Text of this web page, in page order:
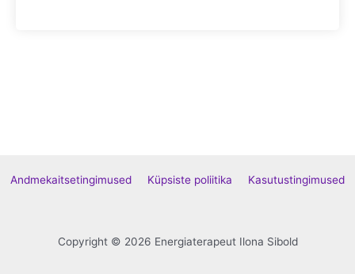
Andmekaitsetingimused Küpsiste poliitika Kasutustingimused
Copyright © 2026 Energiaterapeut Ilona Sibold